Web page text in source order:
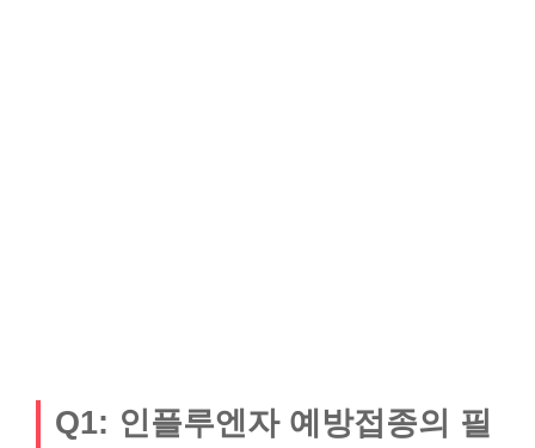
Q1: 인플루엔자 예방접종의 필